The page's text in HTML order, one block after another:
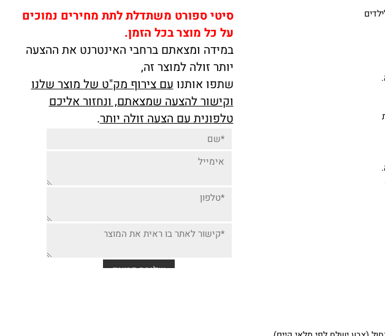
סיטי ספורט משתדלת לתת מחירים נמוכים
על כל מוצר בכל הזמן.
במידה ומצאתם ברחבי האינטרנט את ההצעה
יותר זולה למוצר זה,
שתפו אותנועם צירוף מק"ט של מוצר שלנו
וקישור להצעה שמצאתם, ונחזור אליכם
טלפונית עם הצעה זולה יותר